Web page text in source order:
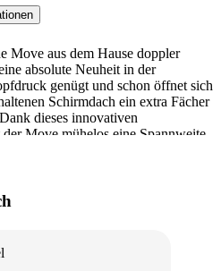
Move aus dem Hause doppler
absolute Neuheit in der
genügt und schon öffnet sich
Schirmdach ein extra Fächer
dieses innovativen
Move mühelos eine Spannweite
bei jedem Wetter – ganz
romantischen Spaziergang zu
Schirmdach in zwei
Design durch das doppelte
Praktisches automatisches
der Materialien Fiberglas und